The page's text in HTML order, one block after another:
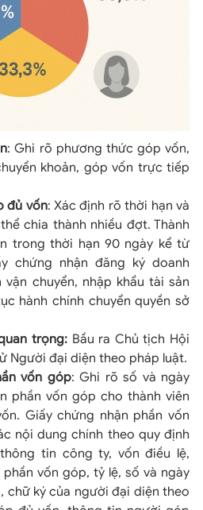
: Ghi rõ phương thức góp vốn,
khoản, góp vốn trực tiếp
đủ vốn: Xác định rõ thời hạn và
chia thành nhiều đợt. Thành
trong thời hạn 90 ngày kể từ
chứng nhận đăng ký doanh
chuyển, nhập khẩu tài sản
hành chính chuyển quyền sở
trọng: Bầu ra Chủ tịch Hội
Người đại diện theo pháp luật.
vốn góp: Ghi rõ số và ngày
phần vốn góp cho thành viên
Giấy chứng nhận phần vốn
nội dung chính theo quy định
tin công ty, vốn điều lệ,
vốn góp, tỷ lệ, số và ngày
chữ ký của người đại diện theo